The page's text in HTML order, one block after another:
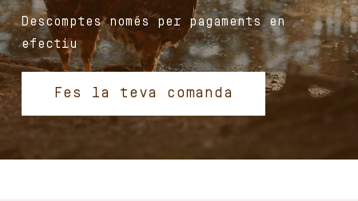
Descomptes només per pagaments en
efectiu
Fes la teva comanda